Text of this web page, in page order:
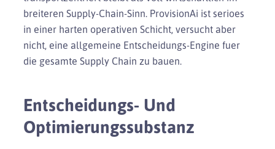
breiteren Supply-Chain-Sinn. ProvisionAi ist serioes
in einer harten operativen Schicht, versucht aber
nicht, eine allgemeine Entscheidungs-Engine fuer
die gesamte Supply Chain zu bauen.
Entscheidungs- Und
Optimierungssubstanz